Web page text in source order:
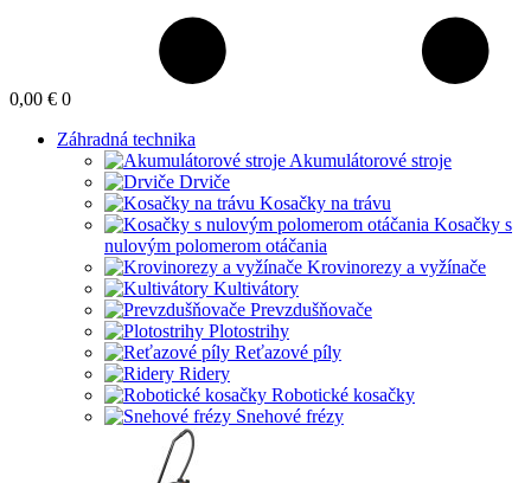
0,00 € 0
Záhradná technika
Akumulátorové stroje
Drviče
Kosačky na trávu
Kosačky s
nulovým polomerom otáčania
Krovinorezy a vyžínače
Kultivátory
Prevzdušňovače
Plotostrihy
Reťazové píly
Ridery
Robotické kosačky
Snehové frézy